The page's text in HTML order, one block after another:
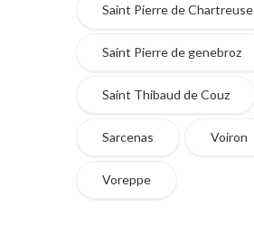
Saint Pierre de Chartreuse
Saint Pierre de genebroz
Saint Thibaud de Couz
Sarcenas Voiron
Voreppe